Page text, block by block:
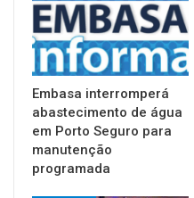
Embasa interromperá
abastecimento de água
em Porto Seguro para
manutenção
programada